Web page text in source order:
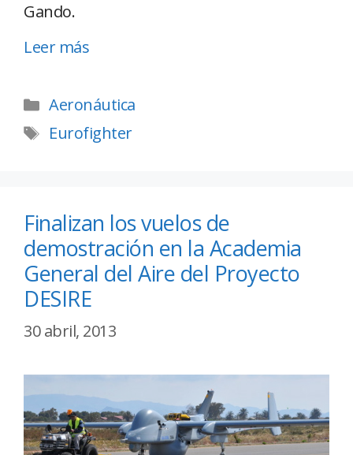
Gando.
Leer más
Aeronáutica
Eurofighter
Finalizan los vuelos de
demostración en la Academia
General del Aire del Proyecto
DESIRE
30 abril, 2013